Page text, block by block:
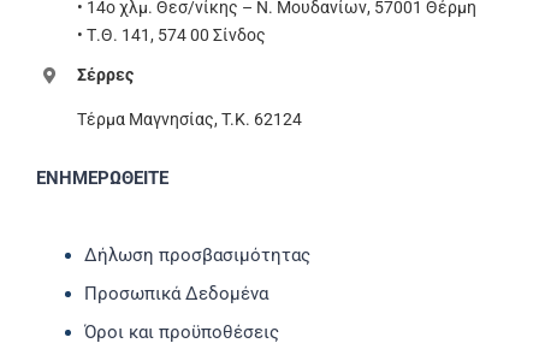
• 14ο χλμ. Θεσ/νίκης – Ν. Μουδανίων, 57001 Θέρμη
• Τ.Θ. 141, 574 00 Σίνδος
Σέρρες
Τέρμα Μαγνησίας, T.K. 62124
ΕΝΗΜΕΡΩΘΕΙΤΕ
Δήλωση προσβασιμότητας
Προσωπικά Δεδομένα
Όροι και προϋποθέσεις